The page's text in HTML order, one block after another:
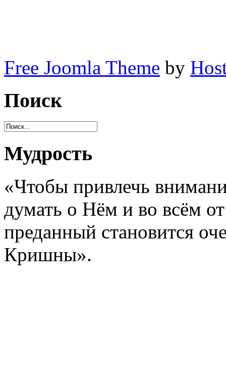
Free Joomla Theme by
Поиск
Мудрость
«Чтобы привлечь
думать о Нём и во всём
преданный становится
Кришны».